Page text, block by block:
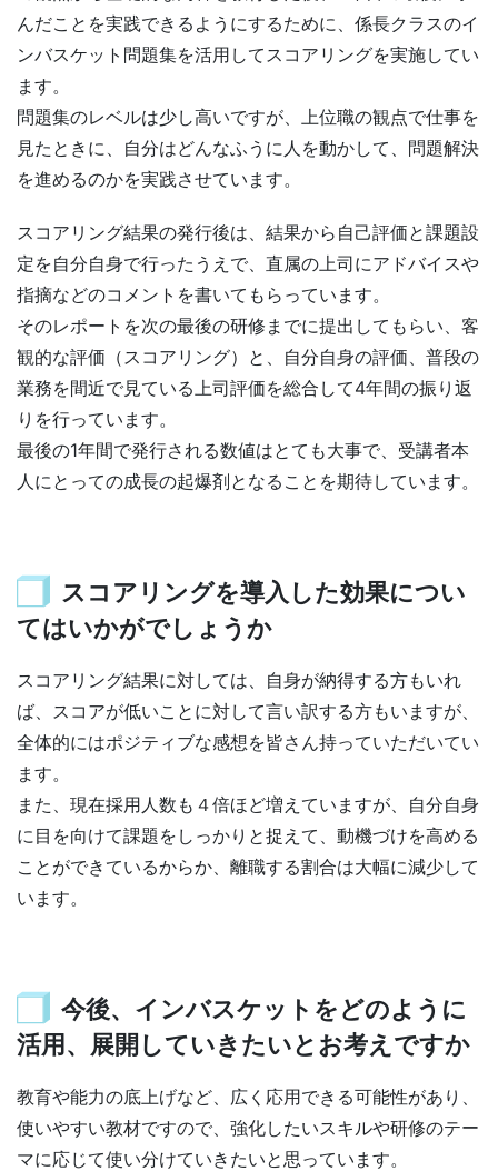
んだことを実践できるようにするために、係長クラスのイ
ンバスケット問題集を活用してスコアリングを実施してい
ます。
問題集のレベルは少し高いですが、上位職の観点で仕事を
見たときに、自分はどんなふうに人を動かして、問題解決
を進めるのかを実践させています。
スコアリング結果の発行後は、結果から自己評価と課題設
定を自分自身で行ったうえで、直属の上司にアドバイスや
指摘などのコメントを書いてもらっています。
そのレポートを次の最後の研修までに提出してもらい、客
観的な評価（スコアリング）と、自分自身の評価、普段の
業務を間近で見ている上司評価を総合して4年間の振り返
りを行っています。
最後の1年間で発行される数値はとても大事で、受講者本
人にとっての成長の起爆剤となることを期待しています。
スコアリングを導入した効果につい
てはいかがでしょうか
スコアリング結果に対しては、自身が納得する方もいれ
ば、スコアが低いことに対して言い訳する方もいますが、
全体的にはポジティブな感想を皆さん持っていただいてい
ます。
また、現在採用人数も４倍ほど増えていますが、自分自身
に目を向けて課題をしっかりと捉えて、動機づけを高める
ことができているからか、離職する割合は大幅に減少して
います。
今後、インバスケットをどのように
活用、展開していきたいとお考えですか
教育や能力の底上げなど、広く応用できる可能性があり、
使いやすい教材ですので、強化したいスキルや研修のテー
マに応じて使い分けていきたいと思っています。